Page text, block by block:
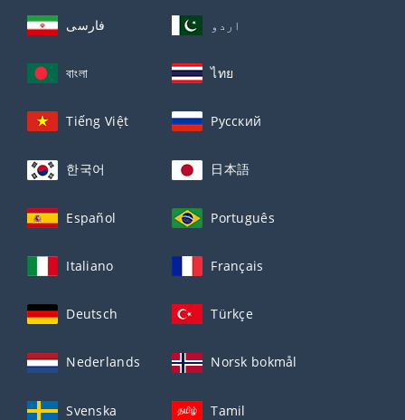
فارسی اردو
বাংলা ไทย
Tiếng Việt Русский
한국어 日本語
Español Português
Italiano Français
Deutsch Türkçe
Nederlands Norsk bokmål
Svenska Tamil